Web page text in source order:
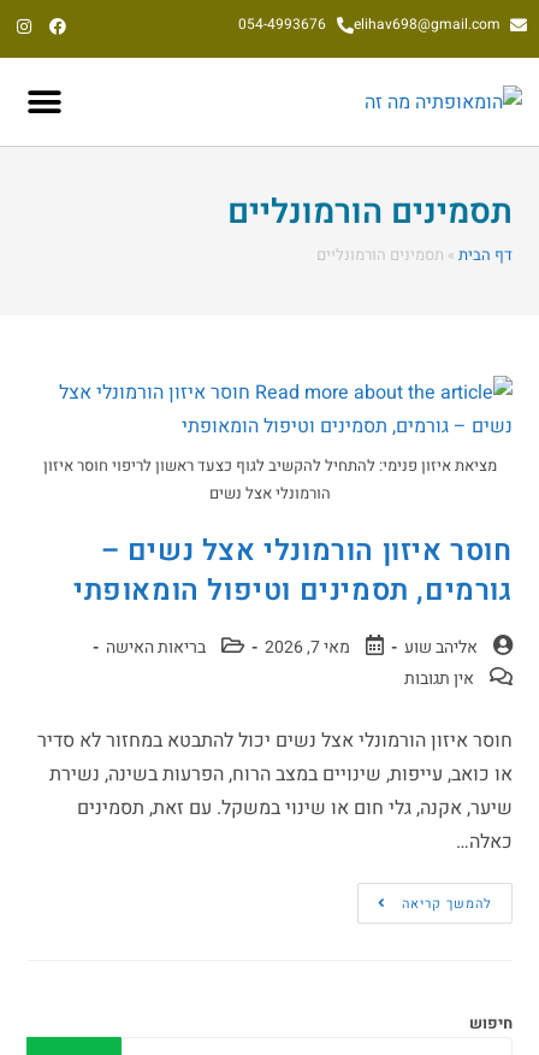
elihav698@gmail.com
054-4993676
תסמינים הורמונליים
דף הבית » תסמינים הורמונליים
מציאת איזון פנימי: להתחיל להקשיב לגוף כצעד ראשון לריפוי חוסר איזון
הורמונלי אצל נשים
חוסר איזון הורמונלי אצל נשים –
גורמים, תסמינים וטיפול הומאופתי
אליהב שוע מאי 7, 2026
בריאות האישה
אין תגובות
חוסר איזון הורמונלי אצל נשים יכול להתבטא במחזור לא סדיר
או כואב, עייפות, שינויים במצב הרוח, הפרעות בשינה, נשירת
שיער, אקנה, גלי חום או שינוי במשקל. עם זאת, תסמינים
כאלה…
להמשך קריאה
חיפוש